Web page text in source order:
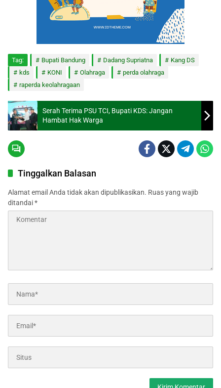
Tag: Bupati Bandung Dadang Supriatna
Kang DS
kds
KONI Olahraga
perda olahraga
raperda keolahragaan
Serah Terima PSU TCI, Bupati KDS: Jangan
Hambat Hak Warga
Tinggalkan Balasan
Alamat email Anda tidak akan dipublikasikan. Ruas yang wajib
ditandai*